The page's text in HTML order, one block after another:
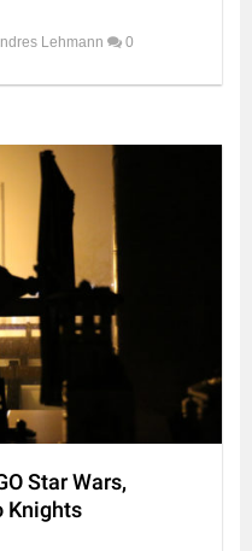
Lehmann 0
Star Wars,
Knights